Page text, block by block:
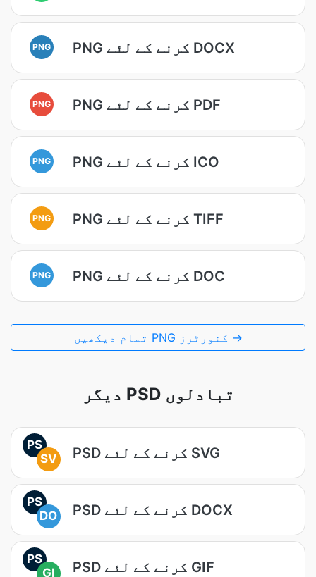
PNG PNG کرنے کے لئے DOCX
PNG PNG کرنے کے لئے PDF
PNG PNG کرنے کے لئے ICO
PNG PNG کرنے کے لئے TIFF
PNG PNG کرنے کے لئے DOC
تمام دیکھیں PNG کنورٹرز →
دیگر PSD تبادلوں
PS
SV
PSD کرنے کے لئے SVG
PS
DO
PSD کرنے کے لئے DOCX
PS
GI
PSD کرنے کے لئے GIF